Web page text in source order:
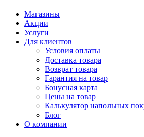
Магазины
Акции
Услуги
Для клиентов
Условия оплаты
Доставка товара
Возврат товара
Гарантия на товар
Бонусная карта
Цены на товар
Калькулятор напольных
Блог
О компании